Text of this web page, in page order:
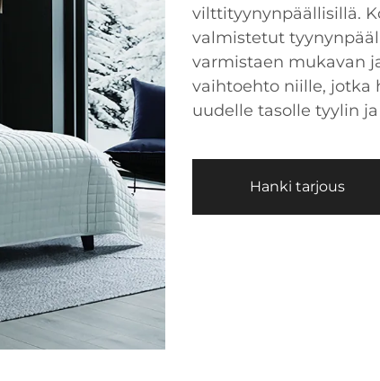
vilttityynynpäällisillä.
valmistetut
varmistaen mukavan
vaihtoehto niille, jotka
uudelle tasolle tyylin
Hanki tarjous